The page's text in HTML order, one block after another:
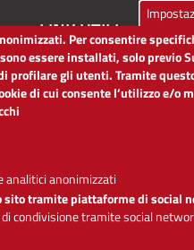
LINK UTILI
Dichiarazione di accessibilità
Obiettivi di accessibilità
Per consentire
essere installati, solo previo
profilare gli utenti. Tramite
di cui consente l’utilizzo e/o
analitici anonimizzati
sito tramite piattaforme di social
condivisione tramite social